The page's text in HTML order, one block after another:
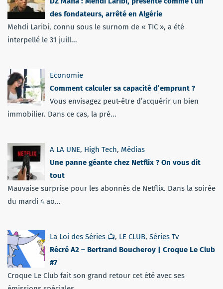
des fondateurs, arrêté en Algérie
Mehdi Laribi, connu sous le surnom de « TIC », a été
interpellé le 31 juill...
Economie
Comment calculer sa capacité d’emprunt ?
Vous envisagez peut-être d’acquérir un bien
immobilier. Dans ce cas, la pré...
A LA UNE, High Tech, Médias
Une panne géante chez Netflix ? On vous dit
tout
Mauvaise surprise pour les abonnés de Netflix. Dans la soirée
du mardi 4 ao...
La Loi des Séries 📺, LE CLUB, Séries Tv
Récré A2 – Bertrand Boucheroy | Croque Le Club
#7
Croque Le Club fait son grand retour cet été avec ses